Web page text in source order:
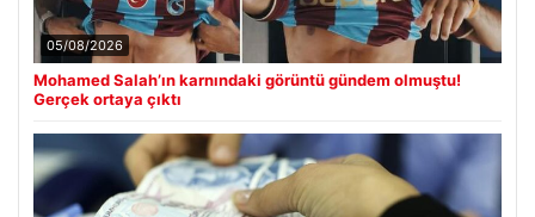
05/08/2026
Mohamed Salah’ın karnındaki görüntü gündem olmuştu!
Gerçek ortaya çıktı